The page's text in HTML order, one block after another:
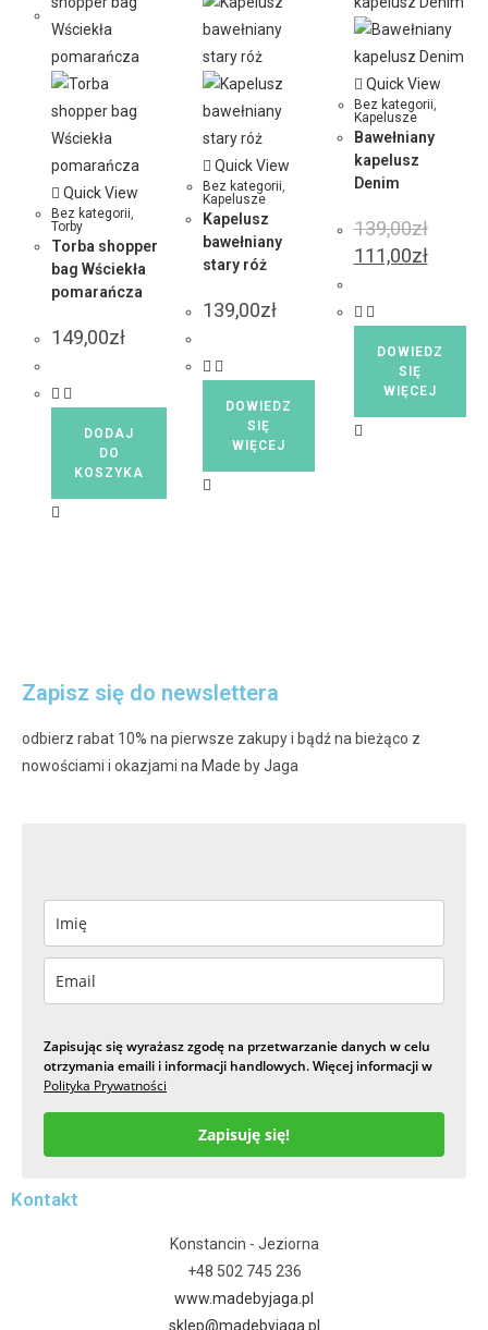
Quick View
Bez kategorii,
Torby
Torba shopper
bag Wściekła
pomarańcza
149,00zł
DODAJ
DO
KOSZYKA
Quick View
Bez kategorii,
Kapelusze
Kapelusz
bawełniany
stary róż
139,00zł
DOWIEDZ
SIĘ
WIĘCEJ
Quick View
Bez kategorii,
Kapelusze
Bawełniany
kapelusz
Denim
139,00zł
111,00zł
DOWIEDZ
SIĘ
WIĘCEJ
Zapisz się do newslettera
odbierz rabat 10% na pierwsze zakupy i bądź na bieżąco z
nowościami i okazjami na Made by Jaga
Zapisując się wyrażasz zgodę na przetwarzanie danych w celu
otrzymania emaili i informacji handlowych. Więcej informacji w
Polityka Prywatności
Zapisuję się!
Kontakt
Konstancin - Jeziorna
+48 502 745 236
www.madebyjaga.pl
sklep@madebyjaga.pl